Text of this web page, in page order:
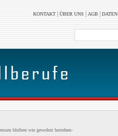
KONTAKT|ÜBER UNS|AGB|
bleiben wie gewohnt bestehen-